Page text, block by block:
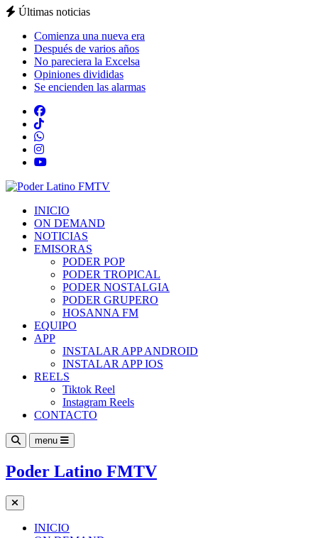
Últimas noticias
Comienza una nueva era
Después de varios años
No pareciera la Excelsa
Opiniones divididas
Se encienden las alarmas
INICIO
ON DEMAND
NOTICIAS
EMISORAS
PODER POP
PODER TROPICAL
PODER NOSTALGIA
PODER GRUPERO
HOSANNA FM
EQUIPO
APP
INSTALAR APP ANDROID
INSTALAR APP IOS
REELS
Tiktok Reel
Instagram Reels
CONTACTO
menu
Poder Latino FMTV
INICIO